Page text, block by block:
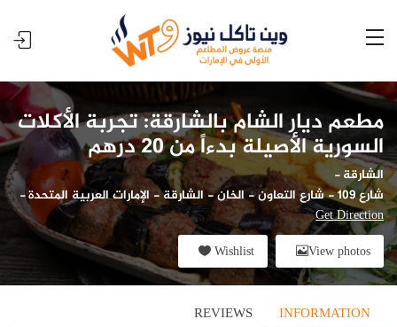
مطعم ديار الشام بالشارقة: تجربة الأكلات
السورية الأصيلة بدءاً من 20 درهم
الشارقة-
شارع 109 - شارع التعاون - الخان - الشارقة - الإمارات العربية المتحدة
-
Get Direction
View photos
Wishlist
INFORMATION
REVIEWS